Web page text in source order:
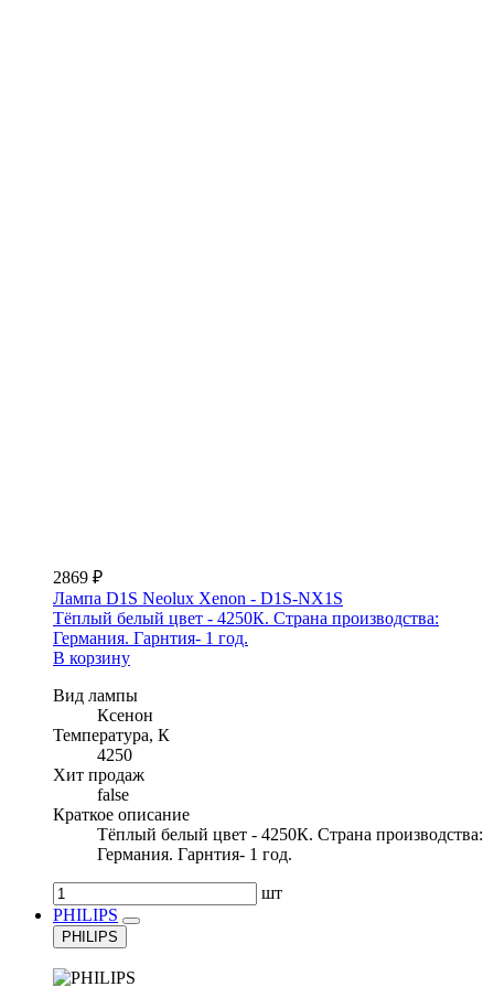
2869 ₽
Лампа D1S Neolux Xenon - D1S-NX1S
Тёплый белый цвет - 4250К. Страна производства:
Германия. Гарнтия- 1 год.
В корзину
Вид лампы
Ксенон
Температура, К
4250
Хит продаж
false
Краткое описание
Тёплый белый цвет - 4250К. Страна производства:
Германия. Гарнтия- 1 год.
шт
PHILIPS
PHILIPS